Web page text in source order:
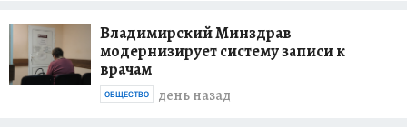
Владимирский Минздрав
модернизирует систему записи к
врачам
день назад
ОБЩЕСТВО